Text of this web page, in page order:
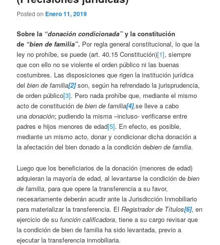
Posted on Enero 11, 2019
Sobre la “donación condicionada” y la constitución
de “bien de familia”. Por regla general constitucional, lo que la
ley no prohíbe, se puede (art. 40.15 Constitución)[1], siempre
que con ello no se violente el orden público ni las buenas
costumbres. Las disposiciones que rigen la institución jurídica
delbien de familia[2]son, según ha refrendado la jurisprudencia,
de orden público[3]. Pero nada prohíbe que, mediante el mismo
acto de constitución debien de familia[4],se lleve a cabo
unadonación; pudiendo la misma –incluso- verificarse entre
padres e hijos menores de edad[5]. En efecto, es posible,
mediante un mismo acto, donar y condicionar dicha donación a
la afectación del bien donado a la condición debien de familia.
Luego que los beneficiarios de la donación (menores de edad)
adquieran la mayoría de edad, al levantarse la condición debien
de familia, para que opere la transferencia a su favor,
necesariamente deberán acudir ante la Jurisdicción Inmobiliario
para materializar la transferencia. ElRegistrador de Títulos[6], en
ejercicio de sufunción calificadora, tiene a su cargo revisar que
la condición de bien de familia ha sido levantada, previo a
ejecutar la transferencia inmobiliaria.